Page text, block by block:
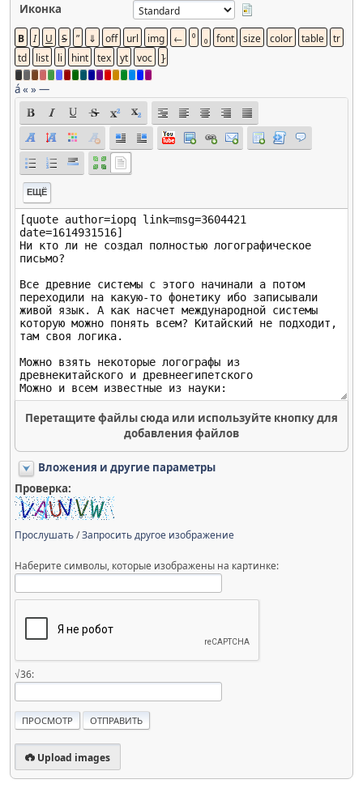
Иконка
á« »—
ЕЩЁ
Перетащите файлы сюда или используйте кнопку для
добавления файлов
Вложения и другие параметры
Проверка:
Прослушать/Запросить другое изображение
Наберите символы, которые изображены на картинке:
√36:
Upload images